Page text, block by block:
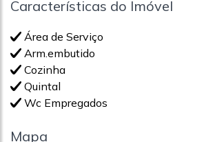
Características do Imóvel
Área de Serviço
Arm.embutido
Cozinha
Quintal
Wc Empregados
Mapa